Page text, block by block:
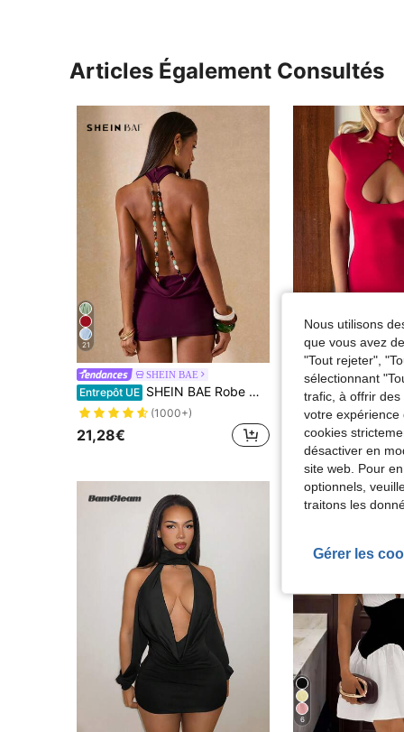
Articles Également Consultés
21
SHEIN BAE
Entrepôt UE SHEIN BAE Robe moulante élégante prune violette pour femme, style années 70, dos nu et décolleté dos nu, idéale pour les soirées en boîte de nuit, les fêtes disco, les mini-robes de bal de promo asymétriques, col bordeaux et dos nu.
(1000+)
21,28€
DOUCIU
#6 BEST-SELLERS
13,02€
6
Nous utilisons
que vous avez
"Tout rejeter",
sélectionnant
trafic, à offrir
votre expérience
cookies
désactiver en
site web. Pour
optionnels,
traitons les
Gérer les